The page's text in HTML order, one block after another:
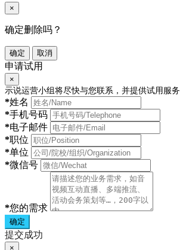
×
确定删除吗？
确定 取消
申请试用
×
示说运营小组将尽快与您联系，并提供试用服务
*姓名
*手机号码
*电子邮件
*职位
*单位
*微信号
*您的需求
确定
提交成功
×